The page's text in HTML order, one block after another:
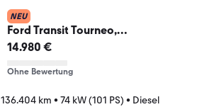
NEU
Ford Transit Tourneo,
Behindertengerecht, Rampe
14.980 €
Ohne Bewertung
136.404 km • 74 kW (101 PS) • Diesel